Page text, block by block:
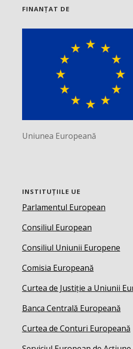
FINANȚAT DE
Uniunea Europeană
INSTITUȚIILE UE
Parlamentul European
Consiliul European
Consiliul Uniunii Europene
Comisia Europeană
Curtea de Justiție a Uniunii
Banca Centrală Europeană
Curtea de Conturi Europeană